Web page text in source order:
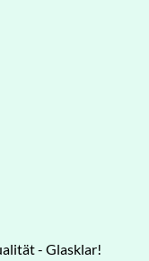
- Glasklar!